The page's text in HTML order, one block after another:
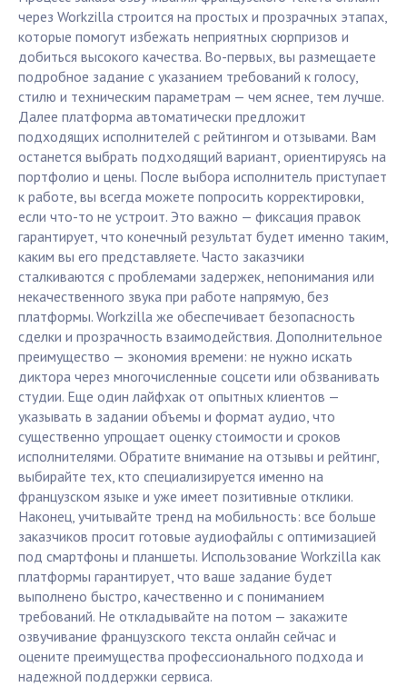
через Workzilla строится на простых и прозрачных этапах,
которые помогут избежать неприятных сюрпризов и
добиться высокого качества. Во-первых, вы размещаете
подробное задание с указанием требований к голосу,
стилю и техническим параметрам — чем яснее, тем лучше.
Далее платформа автоматически предложит
подходящих исполнителей с рейтингом и отзывами. Вам
останется выбрать подходящий вариант, ориентируясь на
портфолио и цены. После выбора исполнитель приступает
к работе, вы всегда можете попросить корректировки,
если что-то не устроит. Это важно — фиксация правок
гарантирует, что конечный результат будет именно таким,
каким вы его представляете. Часто заказчики
сталкиваются с проблемами задержек, непонимания или
некачественного звука при работе напрямую, без
платформы. Workzilla же обеспечивает безопасность
сделки и прозрачность взаимодействия. Дополнительное
преимущество — экономия времени: не нужно искать
диктора через многочисленные соцсети или обзванивать
студии. Еще один лайфхак от опытных клиентов —
указывать в задании объемы и формат аудио, что
существенно упрощает оценку стоимости и сроков
исполнителями. Обратите внимание на отзывы и рейтинг,
выбирайте тех, кто специализируется именно на
французском языке и уже имеет позитивные отклики.
Наконец, учитывайте тренд на мобильность: все больше
заказчиков просит готовые аудиофайлы с оптимизацией
под смартфоны и планшеты. Использование Workzilla как
платформы гарантирует, что ваше задание будет
выполнено быстро, качественно и с пониманием
требований. Не откладывайте на потом — закажите
озвучивание французского текста онлайн сейчас и
оцените преимущества профессионального подхода и
надежной поддержки сервиса.